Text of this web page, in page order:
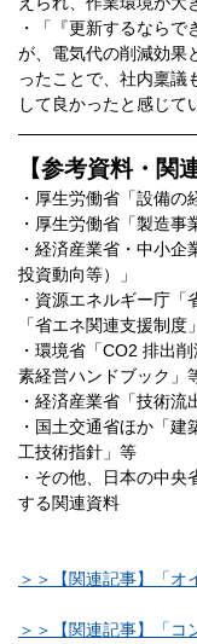
・「『更新するなら
が、電気代の削減効果
ったことで、社内稟議
して良かったと感じて
【参考資料・関
・厚生労働省「設備の
・厚生労働省「製造
・経済産業省・中小
投資動向等）」
・資源エネルギー庁「
「省エネ関連支援制度
・環境省「CO2 排出
素経営ハンドブック」
・経済産業省「技術流
・国土交通省ほか「
工技術指針」等
・その他、日本の中
する関連資料
＞＞【関連記事】「オ
＞＞【関連記事】「コ